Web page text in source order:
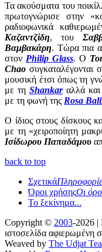
Τα ακούσματα του
πρωτογνώρισε στην
ραδιοφωνικά
Καζαντζίδη, του
Βαμβακάρη. Τώρα πια
στον Philip Glass. Ο
Chao συγκαταλέγονται
μουσική έτσι όπως τη
με τη Shankarαλλά και
με τη φωνή της Rosa
Ο ίδιος στους δίσκους
με τη «χειροποίητη
Ισίδωρου Παπαδάμου
back to top
Σχετικά
Όροι χρήσηςΟι
Το ξεκίνημα...
Copyright © 2003-2026 |
ιστοσελίδα αφιερωμένη
Weaved by The Udjat